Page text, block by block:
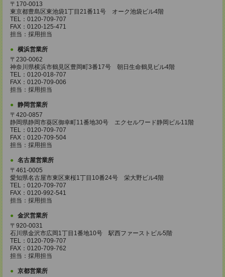
〒170-0013
東京都豊島区東池袋1丁目21番11号 オーク池袋ビル4階
TEL：0120-709-707
FAX：0120-125-471
担当：採用担当
横浜営業所
〒230-0062
神奈川県横浜市鶴見区豊岡町3番17号 朝日生命鶴見ビル4階
TEL：0120-018-707
FAX：0120-709-006
担当：採用担当
静岡営業所
〒420-0857
静岡県静岡市葵区御幸町11番地30号 エクセルワード静岡ビル11階
TEL：0120-709-707
FAX：0120-709-504
担当：採用担当
名古屋営業所
〒461-0005
愛知県名古屋市東区東桜1丁目10番24号 栄大野ビル4階
TEL：0120-709-707
FAX：0120-992-541
担当：採用担当
金沢営業所
〒920-0031
石川県金沢市広岡1丁目1番地10号 駅西ファーストビル5階
TEL：0120-709-707
FAX：0120-709-762
担当：採用担当
京都営業所